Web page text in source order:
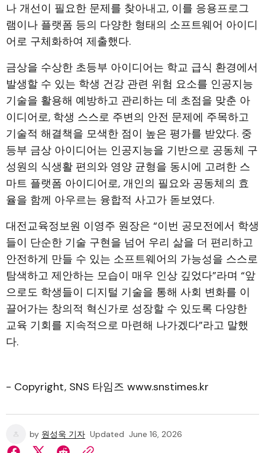
나 개선이 필요한 문제를 찾아내고, 이를 응용프로그
램이나 플랫폼 등의 다양한 형태의 소프트웨어 아이디
어로 구체화하여 제출했다.
금상을 수상한 초등부 아이디어는 학교 급식 환경에서
발생할 수 있는 학생 건강 관련 위험 요소를 인공지능
기술을 활용해 예방하고 관리하는 데 초점을 맞춘 아
이디어로, 학생 스스로 주변의 안전 문제에 주목하고
기술적 해결책을 모색한 점이 높은 평가를 받았다. 중
등부 금상 아이디어는 인공지능을 기반으로 공동체 구
성원의 식생활 편의와 영양 균형을 동시에 고려한 스
마트 플랫폼 아이디어로, 개인의 필요와 공동체의 효
율을 함께 아우르는 융합적 사고가 돋보였다.
대전교육정보원 이영주 원장은 “이번 공모전에서 학생
들이 단순한 기술 구현을 넘어 우리 삶을 더 편리하고
안전하게 만들 수 있는 소프트웨어의 가능성을 스스로
탐색하고 제안하는 모습이 매우 인상 깊었다”라며 “앞
으로도 학생들이 디지털 기술을 통해 사회 변화를 이
끌어가는 창의적 혁신가로 성장할 수 있도록 다양한
교육 기회를 지속적으로 마련해 나가겠다”라고 말했
다.
- Copyright, SNS 타임즈 www.snstimes.kr
by 원성욱 기자 Updated June 16, 2026